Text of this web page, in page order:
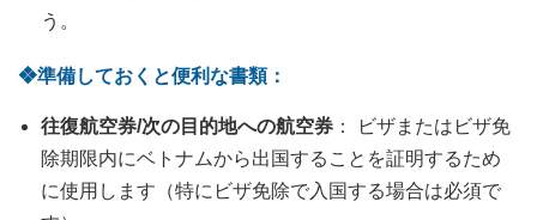
う。
❖準備しておくと便利な書類：
往復航空券/次の目的地への航空券 ： ビザまたはビザ免
除期限内にベトナムから出国することを証明するため
に使用します（特にビザ免除で入国する場合は必須で